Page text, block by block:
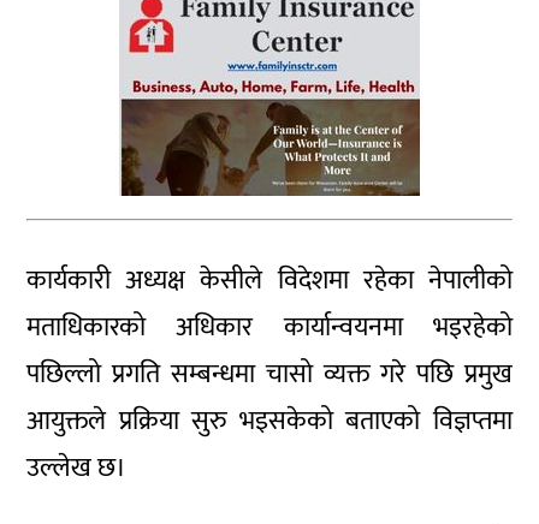
कार्यकारी अध्यक्ष केसीले विदेशमा रहेका नेपालीको
मताधिकारको अधिकार कार्यान्वयनमा भइरहेको
पछिल्लो प्रगति सम्बन्धमा चासो व्यक्त गरे पछि प्रमुख
आयुक्तले प्रक्रिया सुरु भइसकेको बताएको विज्ञप्तमा
उल्लेख छ।